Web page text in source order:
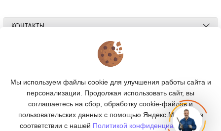
КОНТАКТЫ
ПОДПИСКА
Мы используем файлы cookie для улучшения работы сайта и
персонализации. Продолжая использовать сайт, вы
соглашаетесь на сбор, обработку cookie-файлов и
пользовательских данных с помощью Яндекс.Метрика, в
соответствии с нашей Политикой конфиденциальности.